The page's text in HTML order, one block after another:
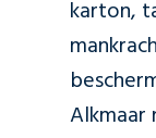
karton,
Alkmaar